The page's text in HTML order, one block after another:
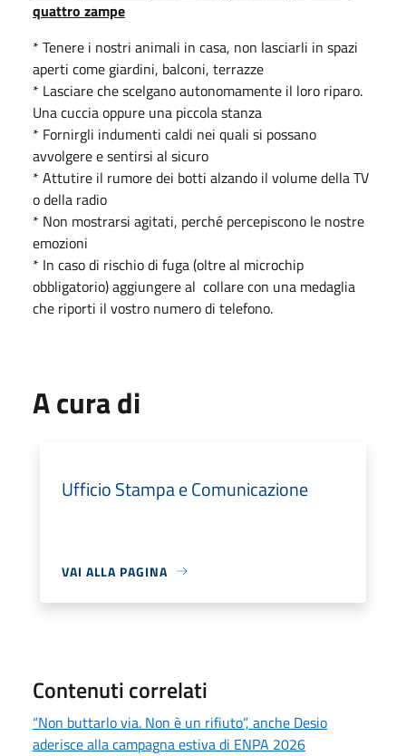
quattro zampe
* Tenere i nostri animali in casa, non lasciarli in spazi
aperti come giardini, balconi, terrazze
* Lasciare che scelgano autonomamente il loro riparo.
Una cuccia oppure una piccola stanza
* Fornirgli indumenti caldi nei quali si possano
avvolgere e sentirsi al sicuro
* Attutire il rumore dei botti alzando il volume della TV
o della radio
* Non mostrarsi agitati, perché percepiscono le nostre
emozioni
* In caso di rischio di fuga (oltre al microchip
obbligatorio) aggiungere al collare con una medaglia
che riporti il vostro numero di telefono.
A cura di
Ufficio Stampa e Comunicazione
VAI ALLA PAGINA
Contenuti correlati
“Non buttarlo via. Non è un rifiuto”, anche Desio
aderisce alla campagna estiva di ENPA 2026